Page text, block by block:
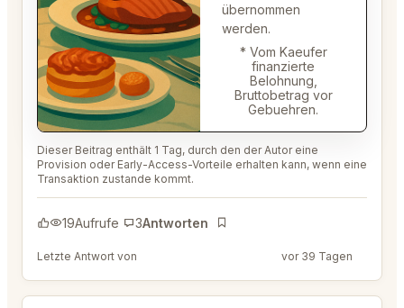
übernommen
werden.
* Vom Kaeufer
finanzierte
Belohnung,
Bruttobetrag vor
Gebuehren.
Dieser Beitrag enthält 1 Tag, durch den der Autor eine
Provision oder Early-Access-Vorteile erhalten kann, wenn eine
Transaktion zustande kommt.
19Aufrufe 3Antworten
Lesezeichen
Letzte Antwort von vor 39 Tagen